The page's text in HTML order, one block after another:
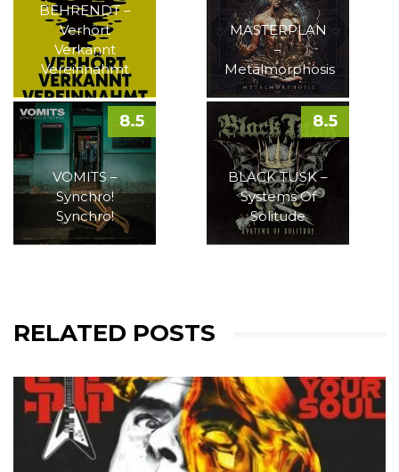
BEHRENDT –
Verhört
Verkannt
Vereinnahmt
MASTERPLAN
–
Metalmorphosis
VOMITS –
Synchro!
Synchro!
8.5
BLACK TUSK –
Systems Of
Solitude
8.5
RELATED POSTS